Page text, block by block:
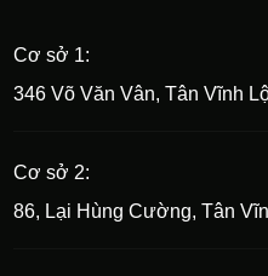
Cơ sở 1:
346 Võ Văn Vân, Tân Vĩnh
Cơ sở 2:
86, Lại Hùng Cường, Tân